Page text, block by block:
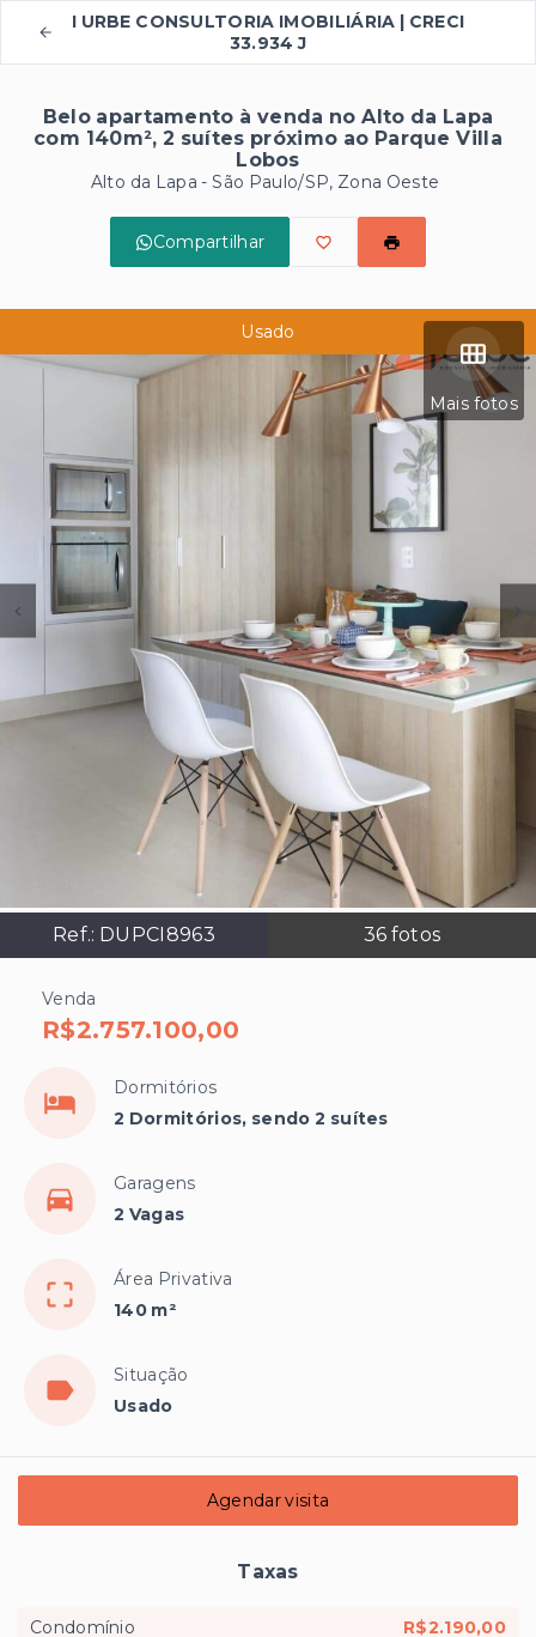
I URBE CONSULTORIA IMOBILIÁRIA | CRECI
33.934 J
Belo apartamento à venda no Alto da Lapa
com 140m², 2 suítes próximo ao Parque Villa
Lobos
Alto da Lapa - São Paulo/SP, Zona Oeste
Compartilhar
Mais fotos
Ref.: DUPCI8963 36 fotos
Usado
Venda
R$2.757.100,00
Dormitórios
2 Dormitórios, sendo 2 suítes
Garagens
2 Vagas
Área Privativa
140 m²
Situação
Usado
Agendar visita
Taxas
Condomínio
R$2.190,00